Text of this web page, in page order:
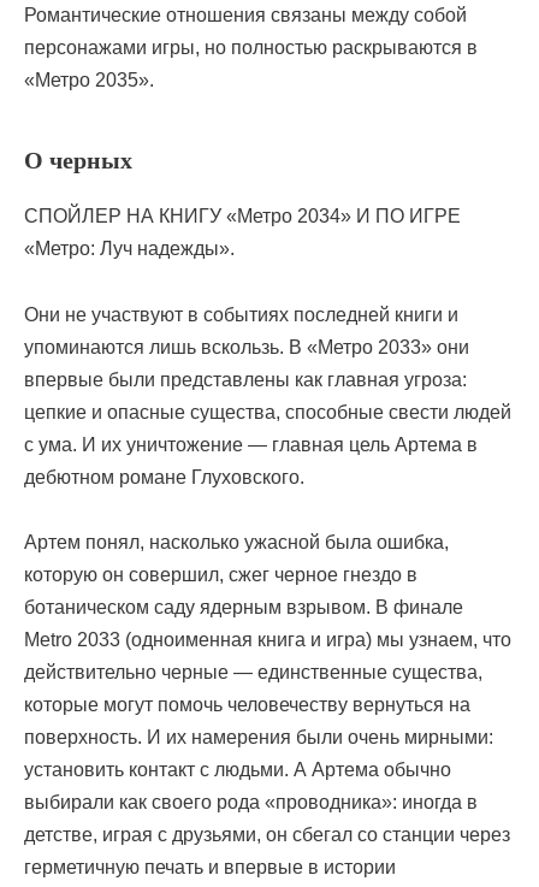
Романтические отношения связаны между собой
персонажами игры, но полностью раскрываются в
«Метро 2035».
О черных
СПОЙЛЕР НА КНИГУ «Метро 2034» И ПО ИГРЕ
«Метро: Луч надежды».
Они не участвуют в событиях последней книги и
упоминаются лишь вскользь. В «Метро 2033» они
впервые были представлены как главная угроза:
цепкие и опасные существа, способные свести людей
с ума. И их уничтожение — главная цель Артема в
дебютном романе Глуховского.
Артем понял, насколько ужасной была ошибка,
которую он совершил, сжег черное гнездо в
ботаническом саду ядерным взрывом. В финале
Metro 2033 (одноименная книга и игра) мы узнаем, что
действительно черные — единственные существа,
которые могут помочь человечеству вернуться на
поверхность. И их намерения были очень мирными:
установить контакт с людьми. А Артема обычно
выбирали как своего рода «проводника»: иногда в
детстве, играя с друзьями, он сбегал со станции через
герметичную печать и впервые в истории